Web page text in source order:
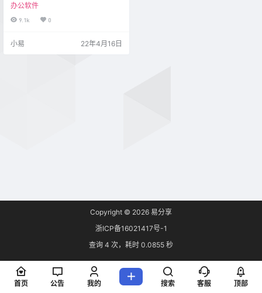
丁
是界面变得好看了，各种功能优
化。 如果你现在用的是2.0版本的金
安装包手动升级。 为了方便大家的
下载，本站文末附安装包下载链
办公软件
9.1k 0
小易 22年4月16日
Copyright © 2026 易分享
浙ICP备16021417号-1
查询 4 次，耗时 0.0855 秒
首页 公告 我的 搜索 客服 顶部